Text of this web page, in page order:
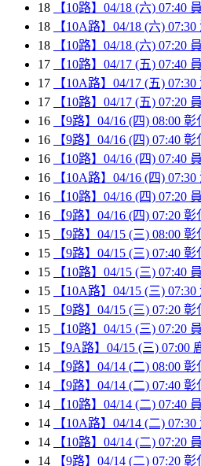
18
【10路】04/18 (六) 07:40
18
【10A路】04/18 (六)
18
【10路】04/18 (六) 07:20
17
【10路】04/17 (五) 07:40
17
【10A路】04/17 (五)
17
【10路】04/17 (五) 07:20
16
【9路】04/16 (四) 08:00
16
【9路】04/16 (四) 07:40
16
【10路】04/16 (四) 07:40
16
【10A路】04/16 (四)
16
【10路】04/16 (四) 07:20
16
【9路】04/16 (四) 07:20
15
【9路】04/15 (三) 08:00
15
【9路】04/15 (三) 07:40
15
【10路】04/15 (三) 07:40
15
【10A路】04/15 (三)
15
【9路】04/15 (三) 07:20
15
【10路】04/15 (三) 07:20
15
【9A路】04/15 (三)
14
【9路】04/14 (二) 08:00
14
【9路】04/14 (二) 07:40
14
【10路】04/14 (二) 07:40
14
【10A路】04/14 (二)
14
【10路】04/14 (二) 07:20
14
【9路】04/14 (二) 07:20